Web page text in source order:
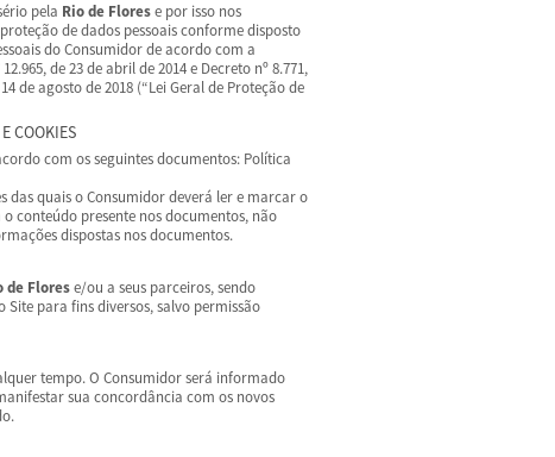
pela Rio de Florese por isso nos
de dados pessoais conforme disposto
do Consumidor de acordo com a
de 23 de abril de 2014 e Decreto nº 8.771,
de agosto de 2018 (“Lei Geral de Proteção de
COOKIES
com os seguintes documentos: Política
das quais o Consumidor deverá ler e marcar o
conteúdo presente nos documentos, não
dispostas nos documentos.
de Florese/ou a seus parceiros, sendo
para fins diversos, salvo permissão
tempo. O Consumidor será informado
sua concordância com os novos